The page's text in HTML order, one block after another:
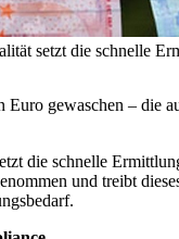
setzt die schnelle
gewaschen – die
die schnelle
und treibt